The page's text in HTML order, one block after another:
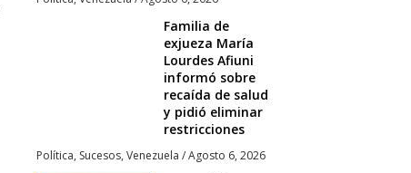
Familia de
exjueza María
Lourdes Afiuni
informó sobre
recaída de salud
y pidió eliminar
restricciones
Política, Sucesos, Venezuela /Agosto 6, 2026